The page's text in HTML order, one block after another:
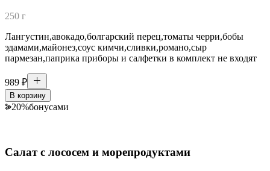
250 г
Лангустин,авокадо,болгарский перец,томаты черри,бобы
эдамами,майонез,соус кимчи,сливки,романо,сыр
пармезан,паприка приборы и салфетки в комплект не входят
989 ₽
В корзину
20%бонусами
Салат с лососем и морепродуктами